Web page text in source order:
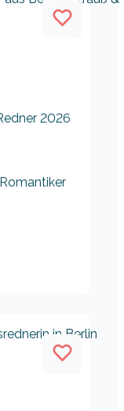
2026